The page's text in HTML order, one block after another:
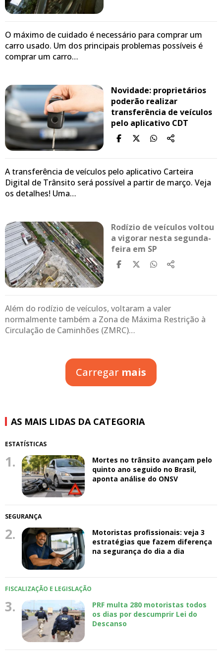
O máximo de cuidado é necessário para comprar um
carro usado. Um dos principais problemas possíveis é
comprar um carro…
Novidade: proprietários
poderão realizar
transferência de veículos
pelo aplicativo CDT
A transferência de veículos pelo aplicativo Carteira
Digital de Trânsito será possível a partir de março. Veja
os detalhes! Uma…
Rodízio de veículos voltou
a vigorar nesta segunda-
feira em SP
Além do rodízio de veículos, voltaram a valer
normalmente também a Zona de Máxima Restrição à
Circulação de Caminhões (ZMRC)…
Carregar mais
AS MAIS LIDAS DA CATEGORIA
ESTATÍSTICAS
1.
Mortes no trânsito avançam pelo
quinto ano seguido no Brasil,
aponta análise do ONSV
SEGURANÇA
2.
Motoristas profissionais: veja 3
estratégias que fazem diferença
na segurança do dia a dia
FISCALIZAÇÃO E LEGISLAÇÃO
3.
PRF multa 280 motoristas todos
os dias por descumprir Lei do
Descanso